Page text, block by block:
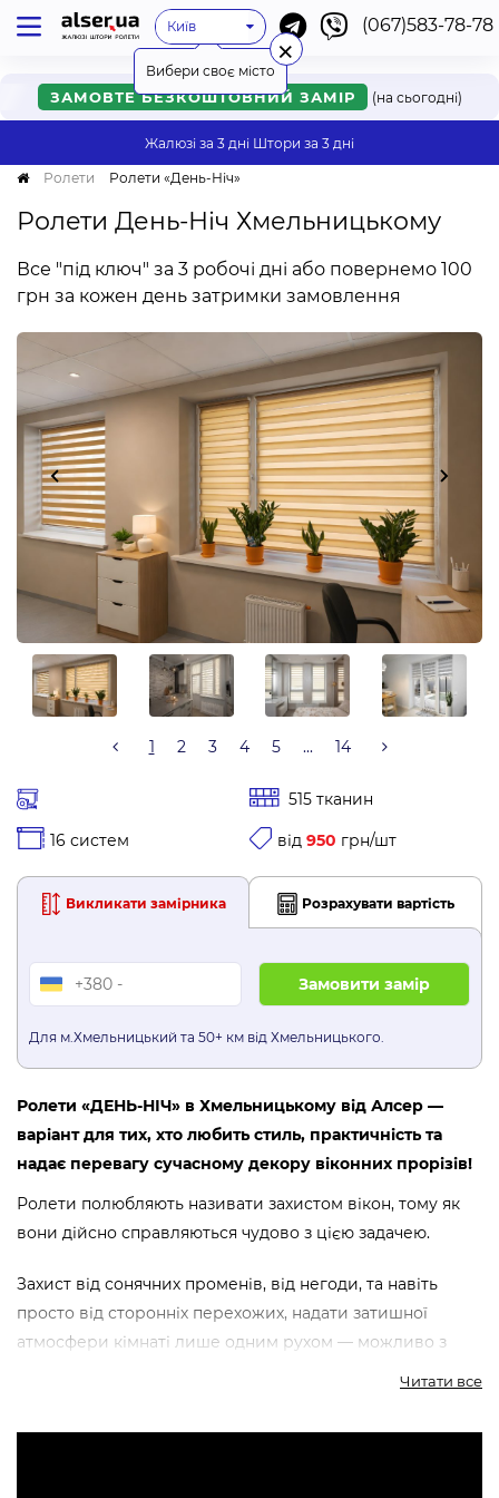
Київ
Одеса
Львів
Харків
Дніпро
Ужгород
Вінниця
Мукачево
Черкаси
Рівне
Онлайн
Вибери своє місто
×
(067)583-78-78
ЗАМОВТЕ БЕЗКОШТОВНИЙ ЗАМІР (на сьогодні)
Жалюзі за 3 дні Штори за 3 дні
Ролети Ролети «День-Ніч»
Ролети День-Ніч Хмельницькому
Все "під ключ" за 3 робочі дні або повернемо 100
грн за кожен день затримки замовлення
1 2 3 4 5 ... 14
515 тканин
16 систем від 950 грн/шт
Викликати замірника Розрахувати вартість
Для м.Хмельницький та 50+ км від Хмельницького.
Ролети «ДЕНЬ-НІЧ» в Хмельницькому від Алсер —
варіант для тих, хто любить стиль, практичність та
надає перевагу сучасному декору віконних прорізів!
Ролети полюбляють називати захистом вікон, тому як
вони дійсно справляються чудово з цією задачею.
Захист від сонячних променів, від негоди, та навіть
просто від сторонніх перехожих, надати затишної
атмосфери кімнаті лише одним рухом — можливо з
Читати все